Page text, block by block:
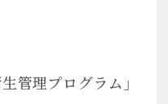
管理プログラム」